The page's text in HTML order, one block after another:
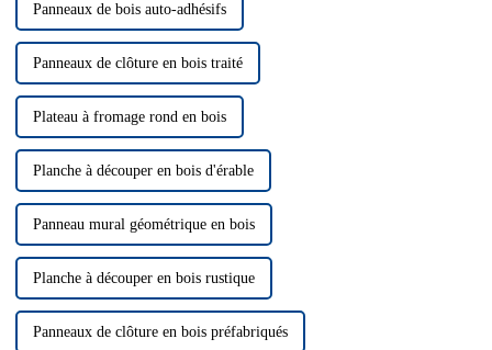
Panneaux de bois auto-adhésifs
Panneaux de clôture en bois traité
Plateau à fromage rond en bois
Planche à découper en bois d'érable
Panneau mural géométrique en bois
Planche à découper en bois rustique
Panneaux de clôture en bois préfabriqués